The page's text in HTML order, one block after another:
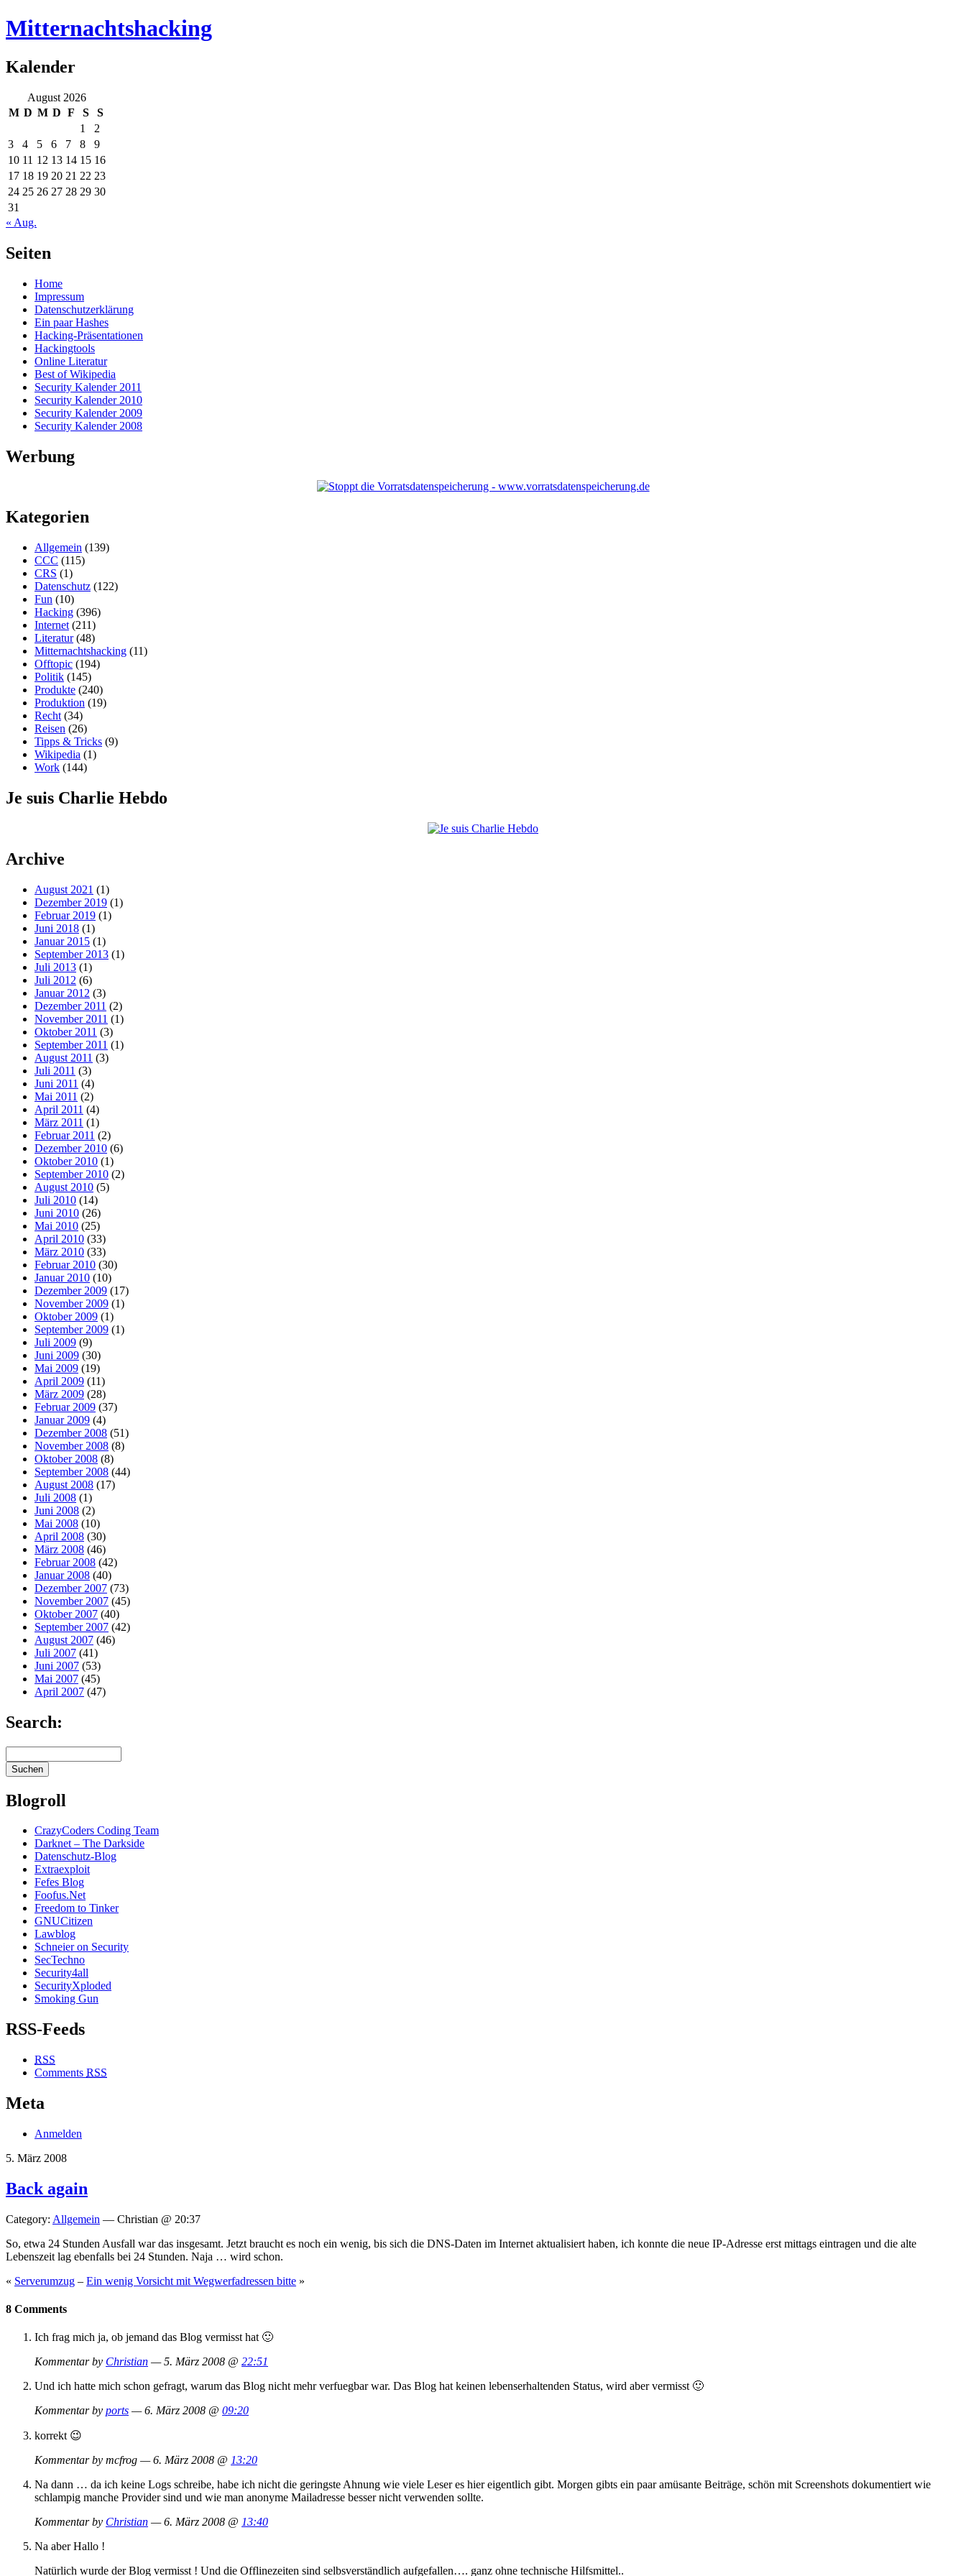
Mitternachtshacking
Kalender
August 2026
M D M D F S
S
1
2
3
4 5 6 7 8
9
10 11 12 13 14 15 16
17 18 19 20 21 22 23
24 25 26 27 28 29 30
31
« Aug.
Seiten
Home
Impressum
Datenschutzerklärung
Ein paar Hashes
Hacking-Präsentationen
Hackingtools
Online Literatur
Best of Wikipedia
Security Kalender 2011
Security Kalender 2010
Security Kalender 2009
Security Kalender 2008
Werbung
Kategorien
Allgemein (139)
CCC (115)
CRS (1)
Datenschutz (122)
Fun (10)
Hacking (396)
Internet (211)
Literatur(48)
Mitternachtshacking (11)
Offtopic (194)
Politik (145)
Produkte (240)
Produktion (19)
Recht (34)
Reisen (26)
Tipps & Tricks (9)
Wikipedia (1)
Work (144)
Je suis Charlie Hebdo
Archive
August 2021 (1)
Dezember 2019 (1)
Februar 2019 (1)
Juni 2018 (1)
Januar 2015 (1)
September 2013 (1)
Juli 2013 (1)
Juli 2012 (6)
Januar 2012 (3)
Dezember 2011 (2)
November 2011 (1)
Oktober 2011 (3)
September 2011 (1)
August 2011 (3)
Juli 2011 (3)
Juni 2011 (4)
Mai 2011 (2)
April 2011 (4)
März 2011 (1)
Februar 2011 (2)
Dezember 2010 (6)
Oktober 2010 (1)
September 2010 (2)
August 2010 (5)
Juli 2010 (14)
Juni 2010 (26)
Mai 2010 (25)
April 2010 (33)
März 2010 (33)
Februar 2010 (30)
Januar 2010 (10)
Dezember 2009 (17)
November 2009 (1)
Oktober 2009 (1)
September 2009 (1)
Juli 2009 (9)
Juni 2009 (30)
Mai 2009 (19)
April 2009 (11)
März 2009 (28)
Februar 2009 (37)
Januar 2009 (4)
Dezember 2008 (51)
November 2008 (8)
Oktober 2008 (8)
September 2008 (44)
August 2008 (17)
Juli 2008 (1)
Juni 2008 (2)
Mai 2008 (10)
April 2008 (30)
März 2008 (46)
Februar 2008 (42)
Januar 2008 (40)
Dezember 2007 (73)
November 2007 (45)
Oktober 2007 (40)
September 2007 (42)
August 2007 (46)
Juli 2007 (41)
Juni 2007 (53)
Mai 2007 (45)
April 2007 (47)
Search:
Blogroll
CrazyCoders Coding Team
Darknet – The Darkside
Datenschutz-Blog
Extraexploit
Fefes Blog
Foofus.Net
Freedom to Tinker
GNUCitizen
Lawblog
Schneier on Security
SecTechno
Security4all
SecurityXploded
Smoking Gun
RSS-Feeds
RSS
Comments RSS
Meta
Anmelden
5. März 2008
Back again
Category: Allgemein — Christian @ 20:37
So, etwa 24 Stunden Ausfall war das insgesamt. Jetzt braucht es noch ein wenig, bis sich die DNS-Daten im Internet aktualisiert haben, ich konnte die neue IP-Adresse erst mittags eintragen und die alte
Lebenszeit lag ebenfalls bei 24 Stunden. Naja … wird schon.
« Serverumzug – Ein wenig Vorsicht mit Wegwerfadressen bitte »
8 Comments
Ich frag mich ja, ob jemand das Blog vermisst hat 🙂
Kommentar by Christian — 5. März 2008 @ 22:51
Und ich hatte mich schon gefragt, warum das Blog nicht mehr verfuegbar war. Das Blog hat keinen lebenserhaltenden Status, wird aber vermisst 🙂
Kommentar by ports — 6. März 2008 @ 09:20
korrekt 😉
Kommentar by mcfrog — 6. März 2008 @ 13:20
Na dann … da ich keine Logs schreibe, habe ich nicht die geringste Ahnung wie viele Leser es hier eigentlich gibt. Morgen gibts ein paar amüsante Beiträge, schön mit Screenshots dokumentiert wie
schlampig manche Provider sind und wie man anonyme Mailadresse besser nicht verwenden sollte.
Kommentar by Christian — 6. März 2008 @ 13:40
Na aber Hallo !
Natürlich wurde der Blog vermisst ! Und die Offlinezeiten sind selbsverständlich aufgefallen…. ganz ohne technische Hilfsmittel..